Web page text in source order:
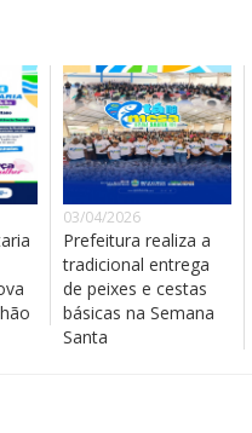
03/04/2026
Prefeitura realiza a
tradicional entrega
de peixes e cestas
básicas na Semana
Santa